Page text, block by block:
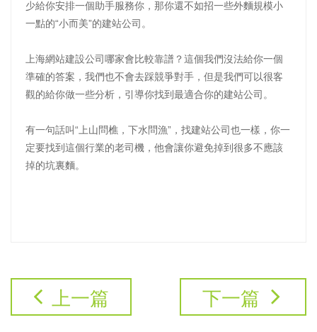
少給你安排一個助手服務你，那你還不如招一些外麵規模小
一點的“小而美”的建站公司。
上海網站建設公司哪家會比較靠譜？這個我們沒法給你一個
準確的答案，我們也不會去踩競爭對手，但是我們可以很客
觀的給你做一些分析，引導你找到最適合你的建站公司。
有一句話叫“上山問樵，下水問漁”，找建站公司也一樣，你一
定要找到這個行業的老司機，他會讓你避免掉到很多不應該
掉的坑裏麵。
上一篇 下一篇